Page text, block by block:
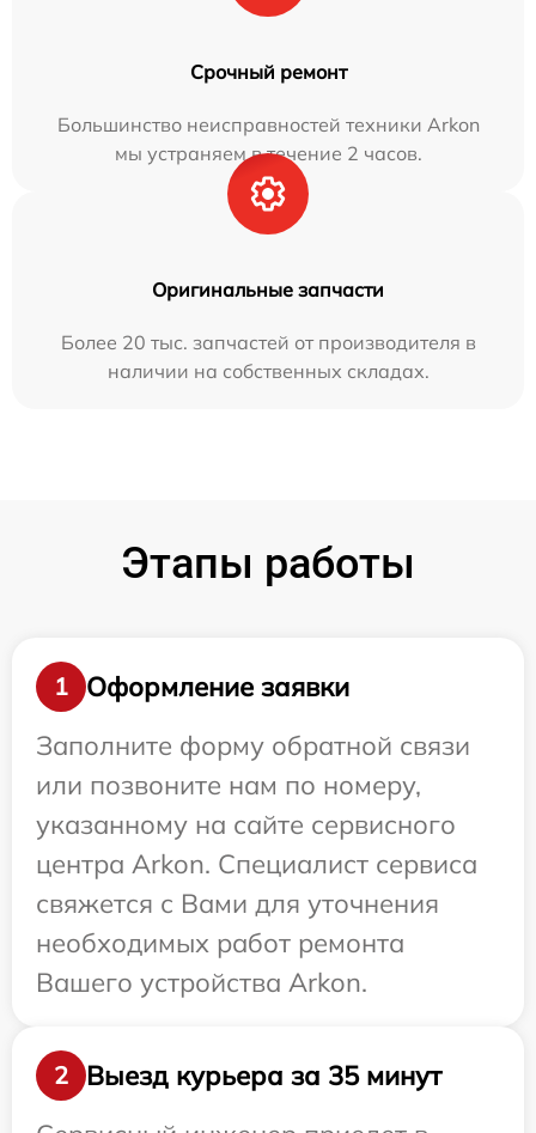
Срочный ремонт
Большинство неисправностей техники Arkon
мы устраняем в течение 2 часов.
Оригинальные запчасти
Более 20 тыс. запчастей от производителя в
наличии на собственных складах.
Этапы работы
1
Оформление заявки
Заполните форму обратной связи
или позвоните нам по номеру,
указанному на сайте сервисного
центра Arkon. Специалист сервиса
свяжется с Вами для уточнения
необходимых работ ремонта
Вашего устройства Arkon.
2
Выезд курьера за 35 минут